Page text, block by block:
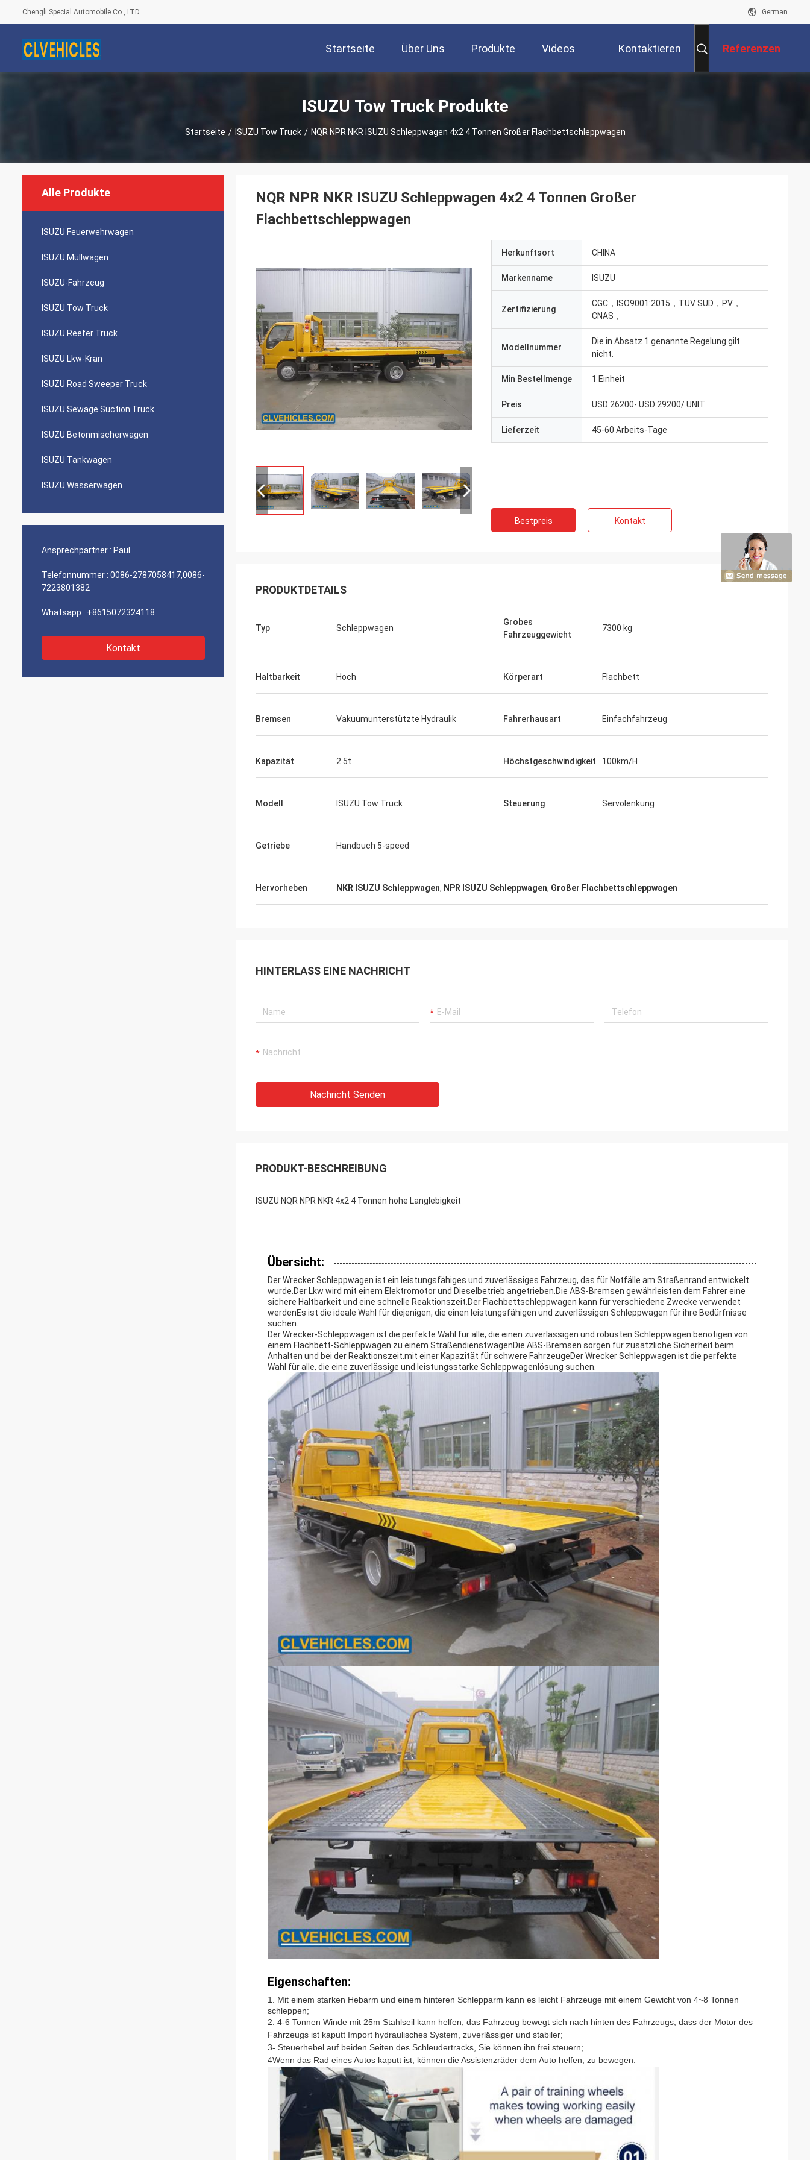
Chengli Special Automobile Co., LTD German
Startseite Über Uns Produkte Videos Kontaktieren Referenzen
ISUZU Tow Truck Produkte
Startseite / ISUZU Tow Truck / NQR NPR NKR ISUZU Schleppwagen 4x2 4 Tonnen Großer Flachbettschleppwagen
Alle Produkte
ISUZU Feuerwehrwagen
ISUZU Müllwagen
ISUZU-Fahrzeug
ISUZU Tow Truck
ISUZU Reefer Truck
ISUZU Lkw-Kran
ISUZU Road Sweeper Truck
ISUZU Sewage Suction Truck
ISUZU Betonmischerwagen
ISUZU Tankwagen
ISUZU Wasserwagen
Ansprechpartner : Paul
Telefonnummer : 0086-2787058417,0086-
7223801382
Whatsapp : +8615072324118
Kontakt
NQR NPR NKR ISUZU Schleppwagen 4x2 4 Tonnen Großer
Flachbettschleppwagen
Herkunftsort CHINA
Markenname ISUZU
Zertifizierung
CGC，ISO9001:2015，TUV SUD，PV，
CNAS，
Modellnummer
Die in Absatz 1 genannte Regelung gilt
nicht.
Min Bestellmenge 1 Einheit
Preis USD 26200- USD 29200/ UNIT
Lieferzeit 45-60 Arbeits-Tage
Bestpreis Kontakt
PRODUKTDETAILS
Typ Schleppwagen
Grobes
Fahrzeuggewicht
7300 kg
Haltbarkeit Hoch Körperart Flachbett
Bremsen Vakuumunterstützte Hydraulik Fahrerhausart Einfachfahrzeug
Kapazität 2.5t Höchstgeschwindigkeit 100km/H
Modell ISUZU Tow Truck Steuerung Servolenkung
Getriebe Handbuch 5-speed
Hervorheben NKR ISUZU Schleppwagen, NPR ISUZU Schleppwagen, Großer Flachbettschleppwagen
HINTERLASS EINE NACHRICHT
Nachricht Senden
PRODUKT-BESCHREIBUNG
ISUZU NQR NPR NKR 4x2 4 Tonnen hohe Langlebigkeit
Übersicht:
Der Wrecker Schleppwagen ist ein leistungsfähiges und zuverlässiges Fahrzeug, das für Notfälle am Straßenrand entwickelt
wurde.Der Lkw wird mit einem Elektromotor und Dieselbetrieb angetrieben.Die ABS-Bremsen gewährleisten dem Fahrer eine
sichere Haltbarkeit und eine schnelle Reaktionszeit.Der Flachbettschleppwagen kann für verschiedene Zwecke verwendet
werdenEs ist die ideale Wahl für diejenigen, die einen leistungsfähigen und zuverlässigen Schleppwagen für ihre Bedürfnisse
suchen.
Der Wrecker-Schleppwagen ist die perfekte Wahl für alle, die einen zuverlässigen und robusten Schleppwagen benötigen.von
einem Flachbett-Schleppwagen zu einem StraßendienstwagenDie ABS-Bremsen sorgen für zusätzliche Sicherheit beim
Anhalten und bei der Reaktionszeit.mit einer Kapazität für schwere FahrzeugeDer Wrecker Schleppwagen ist die perfekte
Wahl für alle, die eine zuverlässige und leistungsstarke Schleppwagenlösung suchen.
Eigenschaften:
1. Mit einem starken Hebarm und einem hinteren Schlepparm kann es leicht Fahrzeuge mit einem Gewicht von 4~8 Tonnen
schleppen;
2. 4-6 Tonnen Winde mit 25m Stahlseil kann helfen, das Fahrzeug bewegt sich nach hinten des Fahrzeugs, dass der Motor des
Fahrzeugs ist kaputt Import hydraulisches System, zuverlässiger und stabiler;
3- Steuerhebel auf beiden Seiten des Schleudertracks, Sie können ihn frei steuern;
4Wenn das Rad eines Autos kaputt ist, können die Assistenzräder dem Auto helfen, zu bewegen.